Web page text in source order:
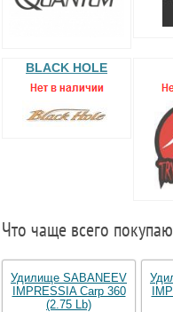
BLACK HOLE
Что чаще всего
Удилище SABANEEV
IMPRESSIA Carp 360
(2.75 Lb)